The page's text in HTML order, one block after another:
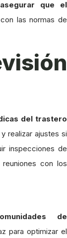
que el
las normas de
del trastero
realizar ajustes si
inspecciones de
con los
de
para optimizar el